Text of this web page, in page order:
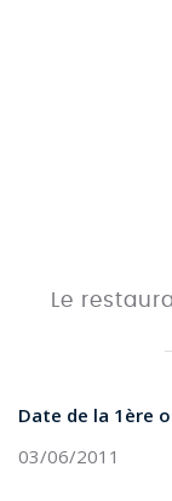
Le
Date de la 1ère
03/06/2011